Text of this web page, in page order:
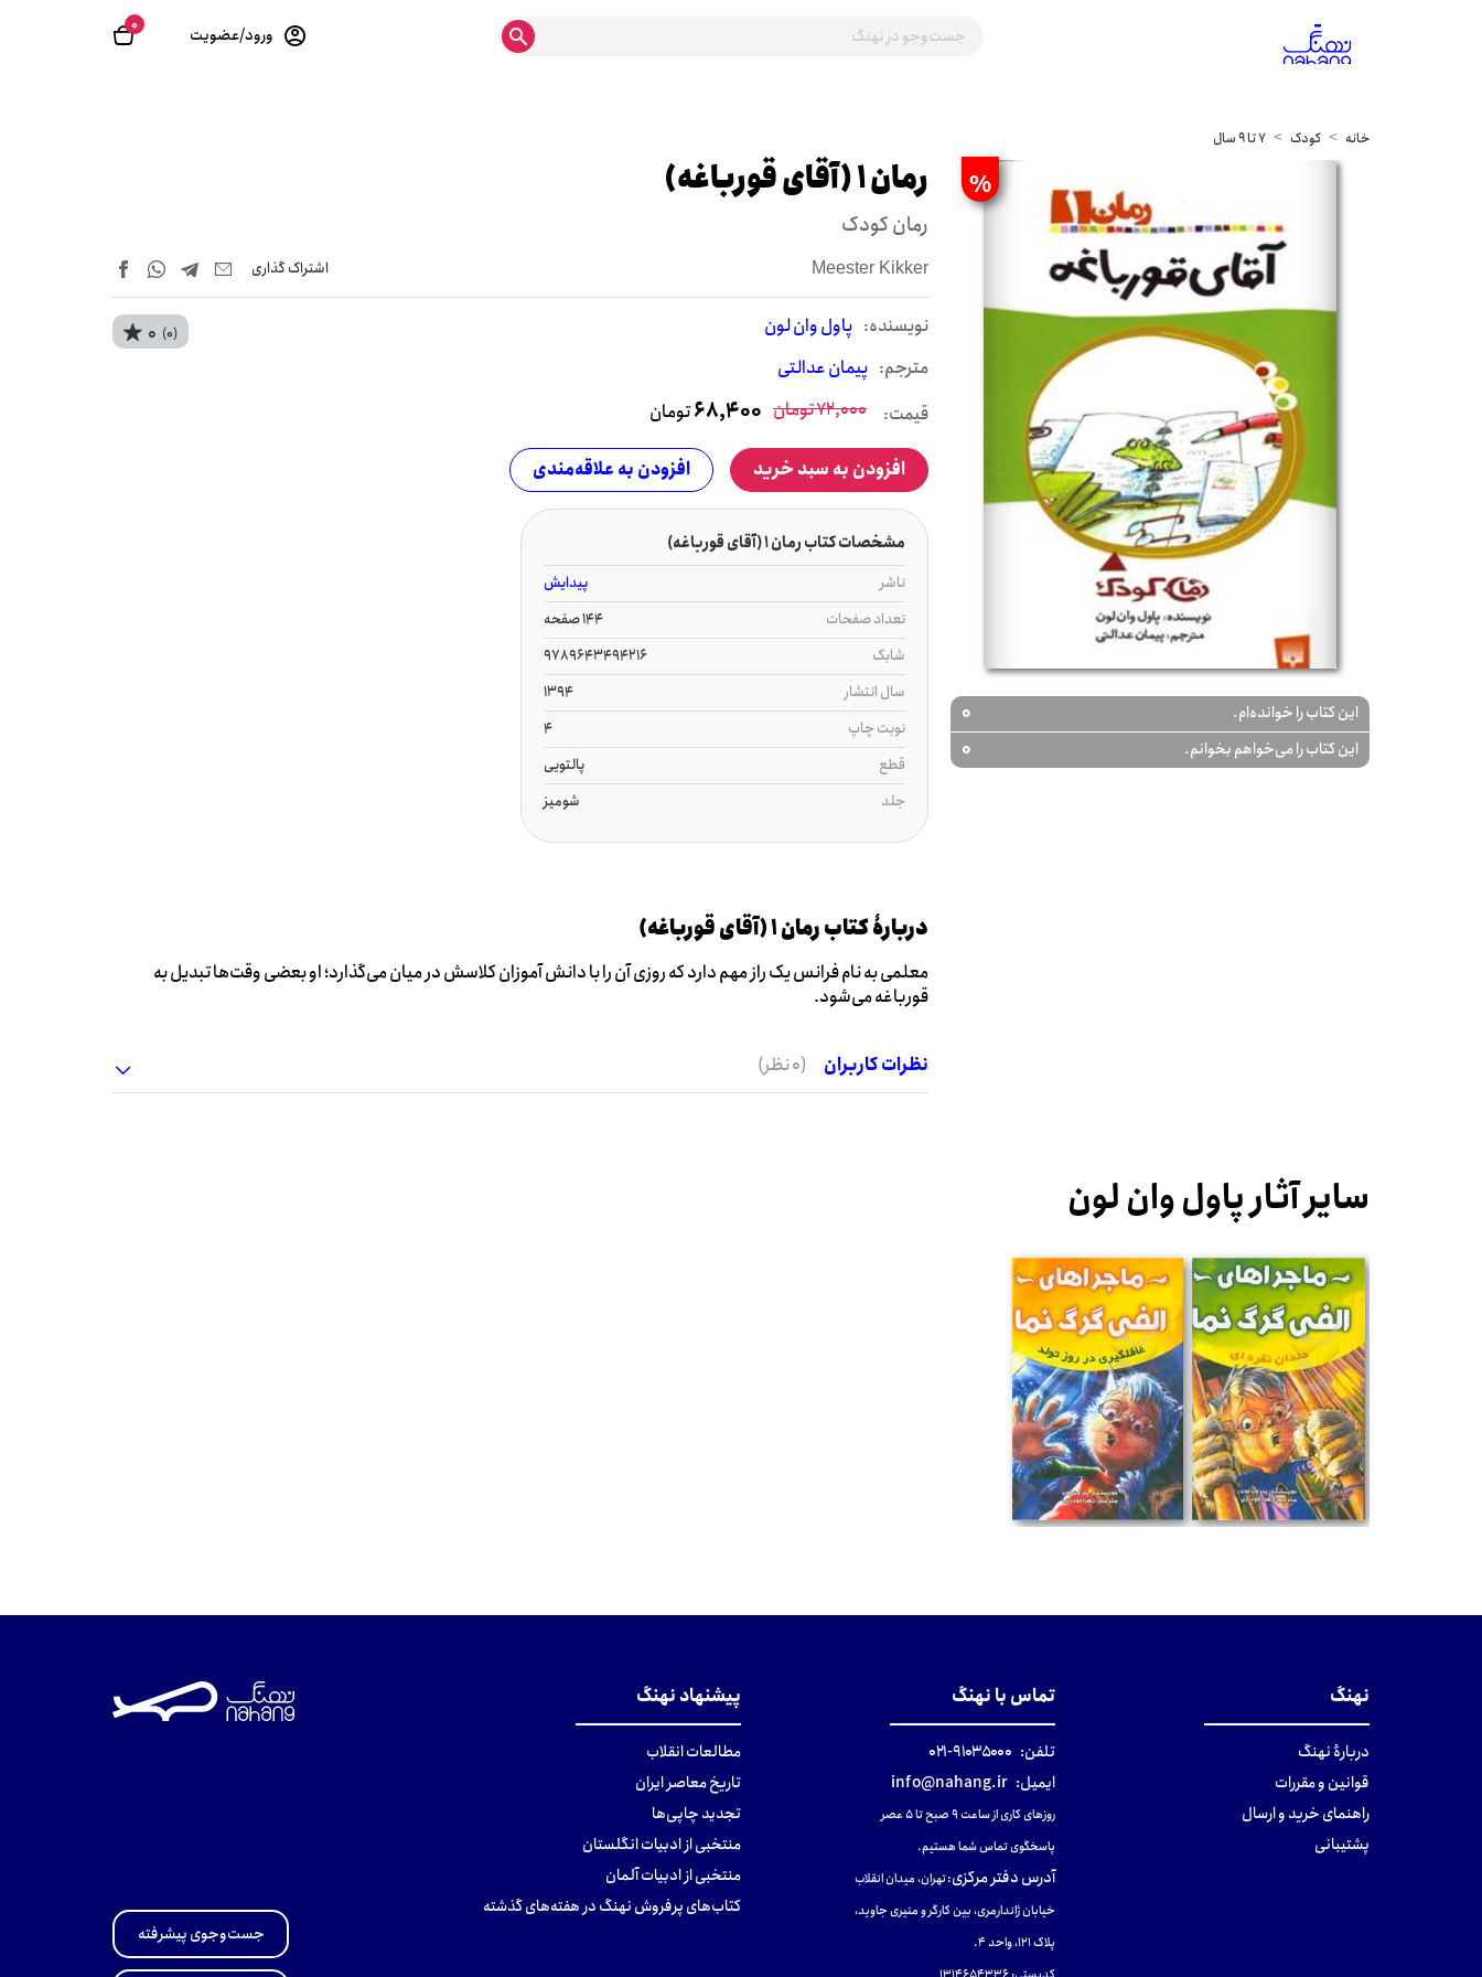
0 ورود/عضویت
خانه کودک 7 تا 9 سال
%
این کتاب را خوانده‌ام. 0
این کتاب را می‌خواهم بخوانم. 0
رمان 1 (آقای قورباغه)
رمان کودک
Meester Kikker اشتراک‌ گذاری
نويسنده: پاول وان لون
مترجم: پیمان عدالتی
0 (0)
قیمت: 72,000تومان 68,400تومان
افزودن به سبد خرید افزودن به علاقه‌مندی
مشخصات کتاب رمان 1 (آقای قورباغه)
ناشر
پیدایش
تعداد صفحات
144 صفحه
شابک
9789643494216
سال انتشار
1394
نوبت چاپ
4
قطع
پالتویی
جلد
شومیز
دربارۀ کتاب رمان 1 (آقای قورباغه)
معلمی به نام فرانس یک راز مهم دارد که روزی آن را با دانش آموزان کلاسش در میان می‌گذارد؛ او بعضی وقت‌ها تبدیل به
قورباغه می‌شود.
نظرات کاربران (0 نظر)
سایر آثار پاول وان لون
نهنگ
دربارهٔ نهنگ
قوانین و مقررات
راهنمای خرید و ارسال
پشتیبانی
تماس با نهنگ
تلفن: ۹۱۰۳۵۰۰۰-۰۲۱
ایمیل: info@nahang.ir
روزهای کاری از ساعت ۹ صبح تا ۵ عصر
پاسخگوی تماس شما هستیم.
آدرس دفتر مرکزی:تهران، میدان انقلاب
خیابان ژاندارمری، بین کارگر و منیری جاوید،
پلاک 121، واحد ۴.
پیشنهاد نهنگ
مطالعات انقلاب
تاریخ معاصر ایران
تجدید چاپی‌ها
منتخبی از ادبیات انگلستان
منتخبی از ادبیات آلمان
کتاب‌های پرفروش نهنگ در هفته‌های گذشته
جست‌وجوی پیشرفته